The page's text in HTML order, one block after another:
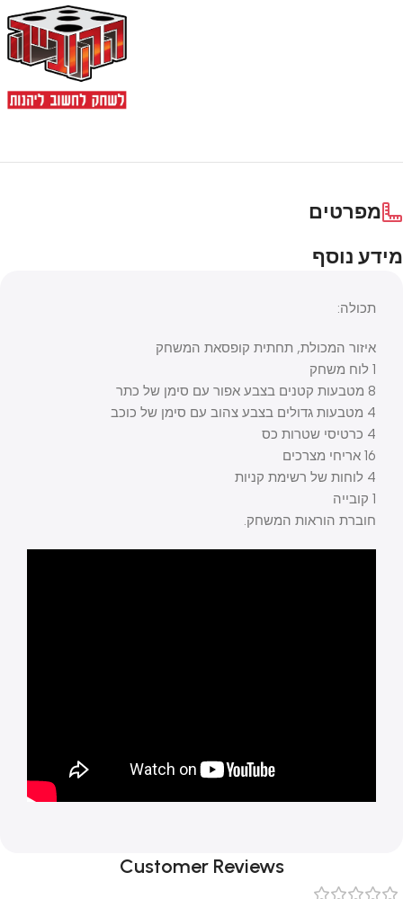
מפרטים
מידע נוסף
תכולה:
איזור המכולת, תחתית קופסאת המשחק
1 לוח משחק
8 מטבעות קטנים בצבע אפור עם סימן של כתר
4 מטבעות גדולים בצבע צהוב עם סימן של כוכב
4 כרטיסי שטרות כס
16 אריחי מצרכים
4 לוחות של רשימת קניות
1 קובייה
חוברת הוראות המשחק.
Customer Reviews